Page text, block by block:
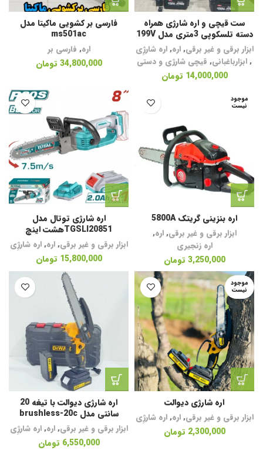
ست قیچی و اره شارژی همراه
دسته تلسکوپی 3متری مدل 199V
ابزار برقی و غیر برقی,اره,اره شارژِی
,ابزارباغبانی, قیچی شارژی و دستی
14,000,000 تومان
فارسی بر کشویی ماکیتا مدل
ms501ac
اره, فارسی بر
34,800,000 تومان
موجود
نیست
اره بنزینی گریتک 5800A
ابزار برقی و غیر برقی,اره,
اره زنجیری
3,250,000 تومان
اره شارژی توتال مدل
TGSLI20851هشت اینچ
ابزار برقی و غیر برقی,اره,اره شارژِی
15,800,000 تومان
موجود
نیست
اره شارژی دیوالت
ابزار برقی و غیر برقی,اره,اره شارژِی
2,300,000 تومان
اره شارژی دیوالت با تیغه 20
سانتی مدل brushless-20c
ابزار برقی و غیر برقی,اره,اره شارژِی
6,550,000 تومان